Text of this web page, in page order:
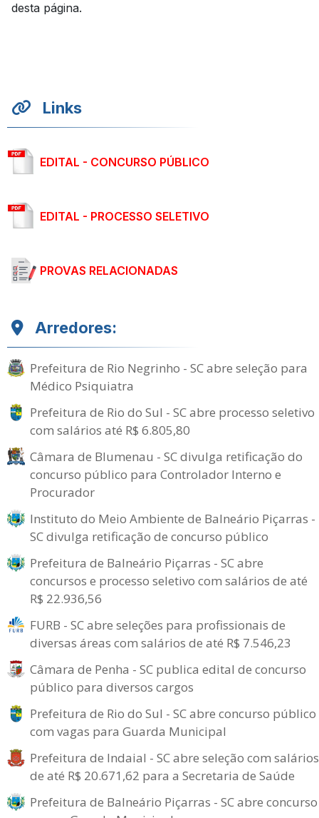
desta página.
Links
EDITAL - CONCURSO PÚBLICO
EDITAL - PROCESSO SELETIVO
PROVAS RELACIONADAS
Arredores:
Prefeitura de Rio Negrinho - SC abre seleção para
Médico Psiquiatra
Prefeitura de Rio do Sul - SC abre processo seletivo
com salários até R$ 6.805,80
Câmara de Blumenau - SC divulga retificação do
concurso público para Controlador Interno e
Procurador
Instituto do Meio Ambiente de Balneário Piçarras -
SC divulga retificação de concurso público
Prefeitura de Balneário Piçarras - SC abre
concursos e processo seletivo com salários de até
R$ 22.936,56
FURB - SC abre seleções para profissionais de
diversas áreas com salários de até R$ 7.546,23
Câmara de Penha - SC publica edital de concurso
público para diversos cargos
Prefeitura de Rio do Sul - SC abre concurso público
com vagas para Guarda Municipal
Prefeitura de Indaial - SC abre seleção com salários
de até R$ 20.671,62 para a Secretaria de Saúde
Prefeitura de Balneário Piçarras - SC abre concurso